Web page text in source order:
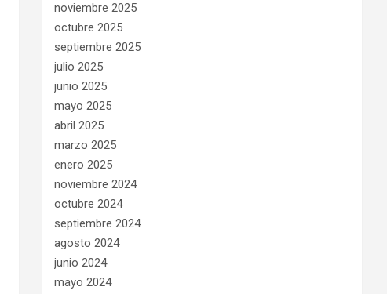
noviembre 2025
octubre 2025
septiembre 2025
julio 2025
junio 2025
mayo 2025
abril 2025
marzo 2025
enero 2025
noviembre 2024
octubre 2024
septiembre 2024
agosto 2024
junio 2024
mayo 2024